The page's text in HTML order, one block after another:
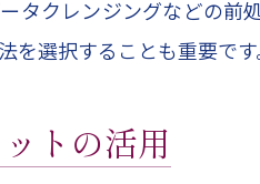
タクレンジングなどの
選択することも重要です
トの活用